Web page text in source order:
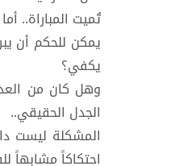
تُميت المباراة..
يمكن للحكم أن
يكفي؟
وهل كان من
الجدل الحقيقي..
المشكلة ليست
احتكاكاً مشابهاً